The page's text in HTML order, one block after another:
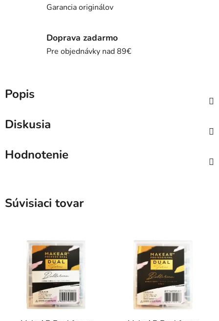
Garancia originálov
Doprava zadarmo
Pre objednávky nad 89€
Popis
Diskusia
Hodnotenie
Súvisiaci tovar